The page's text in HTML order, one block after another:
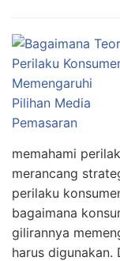
memahami
merancang
perilaku
bagaimana
gilirannya
harus